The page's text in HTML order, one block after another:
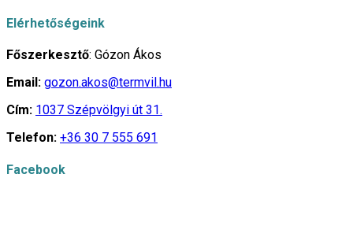
Elérhetőségeink
Főszerkesztő: Gózon Ákos
Email: gozon.akos@termvil.hu
Cím: 1037 Szépvölgyi út 31.
Telefon: +36 30 7 555 691
Facebook